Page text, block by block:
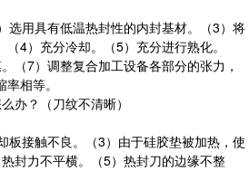
选用具有低温热封性的内封基材。（3）将
4）充分冷却。（5）充分进行熟化。
（7）调整复合加工设备各部分的张力，
相等。
办？（刀纹不清晰）
板接触不良。（3）由于硅胶垫被加热，使
封力不平横。（5）热封刀的边缘不整